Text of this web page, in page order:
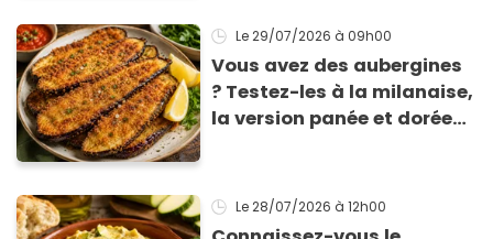
Le 29/07/2026 à 09h00
Vous avez des aubergines
? Testez-les à la milanaise,
la version panée et dorée
Le 28/07/2026 à 12h00